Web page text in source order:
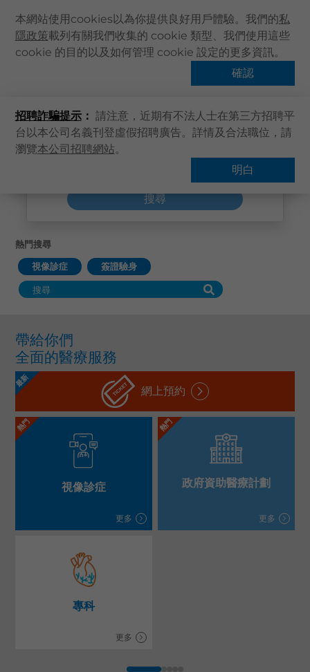
本網站使用cookies以為你提供良好用戶體驗。我們的私
隱政策載列有關我們收集的 cookie 類型、我們使用這些
cookie 的目的以及如何管理 cookie 設定的更多資訊。
確認
招聘詐騙提示： 請注意，近期有不法人士在第三方招聘平
台以本公司名義刊登虛假招聘廣告。詳情及合法職位，請
瀏覽本公司招聘網站。
明白
主頁
卓健服務
卓健手機App
搜尋醫療服務
登記 / 登入
語言
卓健eShop
搜尋
熱門搜尋
視像診症
簽證驗身
帶給你們
全面的醫療服務
最新
網上預約
熱門
視像診症
更多
熱門
政府資助醫療計劃
更多
專科
更多